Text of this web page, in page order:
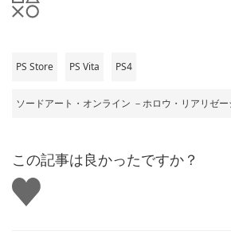
PS Store PS Vita PS4
ソードアート・オンライン －ホロウ・リアリゼー
この記事は良かったですか？
い
い